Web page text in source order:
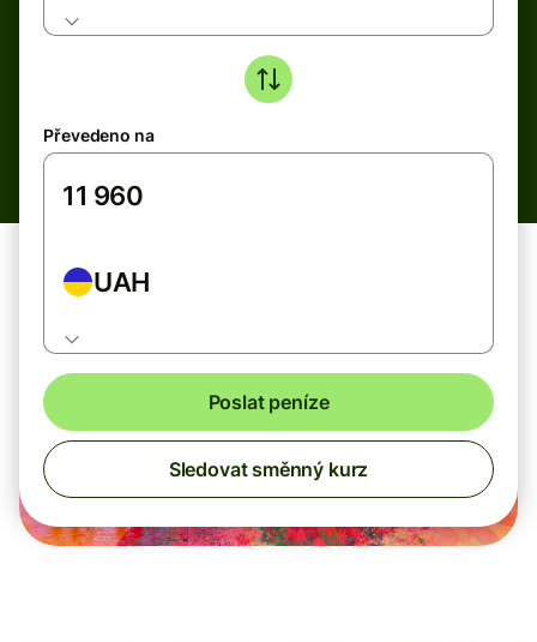
Převedeno na
UAH
Poslat peníze
Sledovat směnný kurz